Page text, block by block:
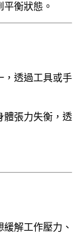
衡狀態。
，透過工具或手
體張力失衡，透
解工作壓力、